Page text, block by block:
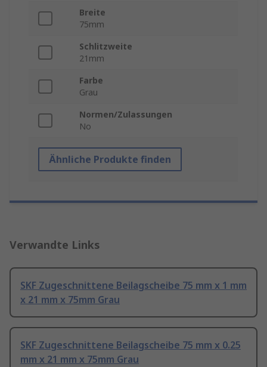
Breite
75mm
Schlitzweite
21mm
Farbe
Grau
Normen/Zulassungen
No
Ähnliche Produkte finden
Verwandte Links
SKF Zugeschnittene Beilagscheibe 75 mm x 1 mm
x 21 mm x 75mm Grau
SKF Zugeschnittene Beilagscheibe 75 mm x 0.25
mm x 21 mm x 75mm Grau